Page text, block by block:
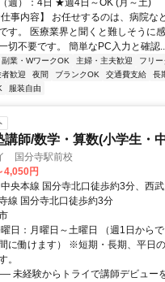
週）：4日 ★週4日～OK (月～土)
事内容】 お任せするのは、病院な
す。 医療業界と聞くと難しそうに
切不要です。 簡単なPC入力と確認
副業・WワークOK 主婦・主夫歓迎 フリ
歓迎 夜間 ブランクOK 交通費支給 長
服装自由
講師/数学・算数(小学生・
国分寺駅前校
4,050円
央本線 国分寺北口徒歩約3分、西
線 国分寺北口徒歩約3分
日：月曜日～土曜日 （週1日から
間に働けます） ※短期・長期、平日
。
未経験からトライで講師デビュ